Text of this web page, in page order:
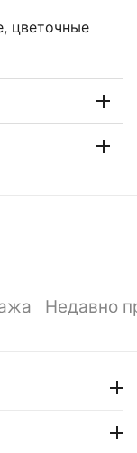
цветочные
Недавно